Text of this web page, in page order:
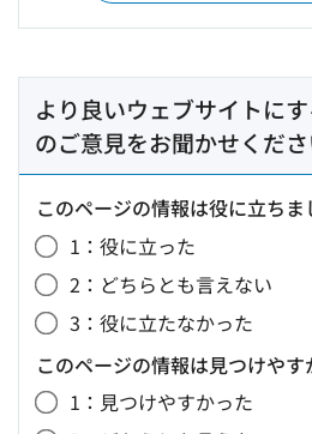
より良いウェブサイトに
のご意見をお聞かせくだ
このページの情報は役に立ちま
1：役に立った
2：どちらとも言えない
3：役に立たなかった
このページの情報は見つけやす
1：見つけやすかった